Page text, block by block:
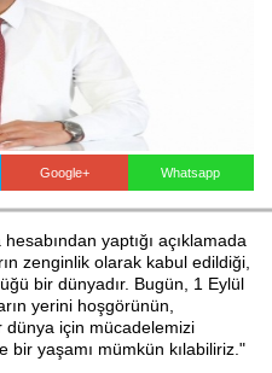
Google+ Whatsapp
yaptığı açıklamada
zenginlik olarak kabul edildiği,
bir dünyadır. Bugün, 1 Eylül
yerini hoşgörünün,
dünya için mücadelemizi
bir yaşamı mümkün kılabiliriz."
İLETİŞİM
Haberin Doğru Adresi.